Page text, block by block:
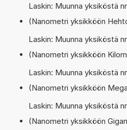
Laskin: Muunna yksiköstä
(Nanometri yksikköön
Laskin: Muunna yksiköstä
(Nanometri yksikköön
Laskin: Muunna yksiköstä
(Nanometri yksikköön
Laskin: Muunna yksiköstä
(Nanometri yksikköön